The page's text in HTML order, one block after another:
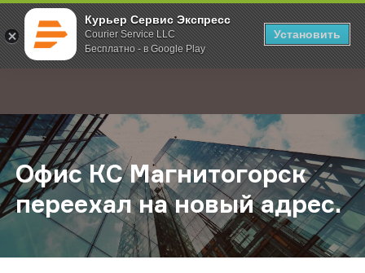
Курьер Сервис Экспресс
Courier Service LLC
Бесплатно - в Google Play
Установить
; Главная О компании Новости Офис КС Магнитогорск переехал
Офис КС Магнитогорск
переехал на новый адрес.